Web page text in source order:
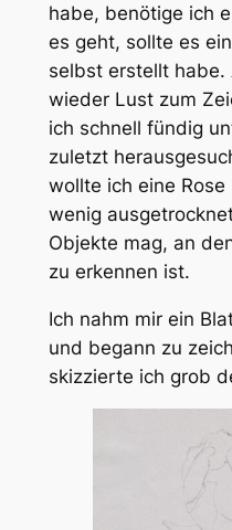
habe, benötige ich
es geht, sollte es
selbst erstellt habe.
wieder Lust zum
ich schnell fündig
zuletzt
wollte ich eine
wenig
Objekte mag, an
zu erkennen ist.
Ich nahm mir ein
und begann zu
skizzierte ich grob